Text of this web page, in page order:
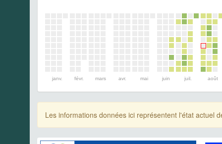
janv. févr. mars avr. mai juin juil. août
Les informations données ici représentent l'état actuel